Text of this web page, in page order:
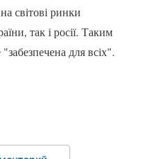
світові ринки
так і росії. Таким
для всіх".